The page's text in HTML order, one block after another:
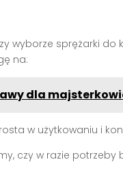
wyborze sprężarki
na:
dla
w użytkowaniu i
czy w razie